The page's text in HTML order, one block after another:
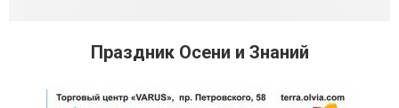
Праздник Осени и Знаний